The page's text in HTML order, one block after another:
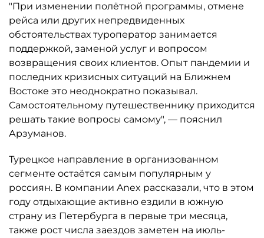
"При изменении полётной программы, отмене
рейса или других непредвиденных
обстоятельствах туроператор занимается
поддержкой, заменой услуг и вопросом
возвращения своих клиентов. Опыт пандемии и
последних кризисных ситуаций на Ближнем
Востоке это неоднократно показывал.
Самостоятельному путешественнику приходится
решать такие вопросы самому", — пояснил
Арзуманов.
Турецкое направление в организованном
сегменте остаётся самым популярным у
россиян. В компании Anex рассказали, что в этом
году отдыхающие активно ездили в южную
страну из Петербурга в первые три месяца,
также рост числа заездов заметен на июль-